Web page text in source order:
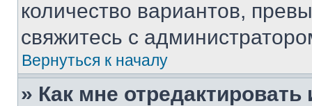
количество вариантов,
свяжитесь с
Вернуться к началу
» Как мне